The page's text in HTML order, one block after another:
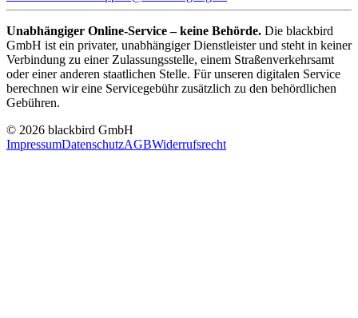
Unabhängiger Online-Service – keine Behörde. Die blackbird
GmbH ist ein privater, unabhängiger Dienstleister und steht in keiner
Verbindung zu einer Zulassungsstelle, einem Straßenverkehrsamt
oder einer anderen staatlichen Stelle. Für unseren digitalen Service
berechnen wir eine Servicegebühr zusätzlich zu den behördlichen
Gebühren.
© 2026 blackbird GmbH
ImpressumDatenschutzAGBWiderrufsrecht